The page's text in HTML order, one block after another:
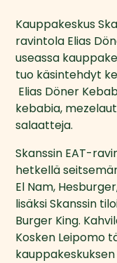
Kauppakeskus
ravintola Elias
useassa
tuo käsintehdyt
Elias Döner
kebabia,
salaatteja.
Skanssin EAT-
hetkellä
El Nam,
lisäksi Skanssin
Burger King.
Kosken Leipomo